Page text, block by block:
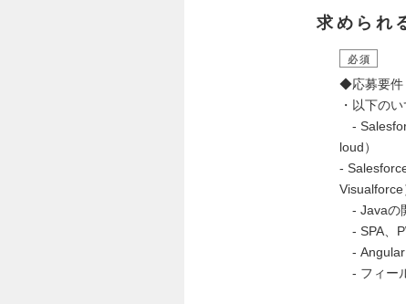
求められ
必須
◆応募要件
・以下の
-
loud）
-
Visualforce
- Javaの
- SPA、
- Angular
- フィー